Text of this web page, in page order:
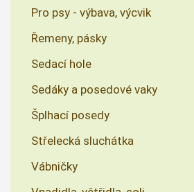
Pro psy - výbava, výcvik
Řemeny, pásky
Sedací hole
Sedáky a posedové vaky
Šplhací posedy
Střelecká sluchátka
Vábničky